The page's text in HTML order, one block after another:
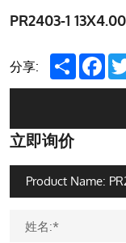
PR2403-1
分享: Share
立即询价
姓名:*